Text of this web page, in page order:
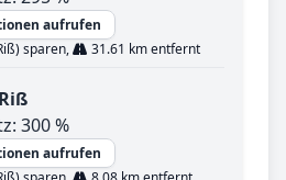
aufrufen
sparen,
31.61 km entfernt
300 %
aufrufen